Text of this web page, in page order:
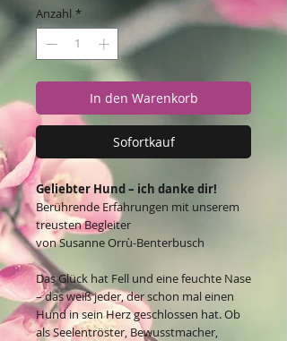
Anzahl *
In den Warenkorb
Sofortkauf
Geliebter Hund – ich danke dir!
Berührende Erfahrungen mit unserem
treusten Begleiter
von Susanne Orrù-Benterbusch
Das Glück hat Fell und eine feuchte Nase
– das weiß jeder, der schon mal einen
Hund in sein Herz geschlossen hat. Ob
als Seelentröster, Bewusstmacher,